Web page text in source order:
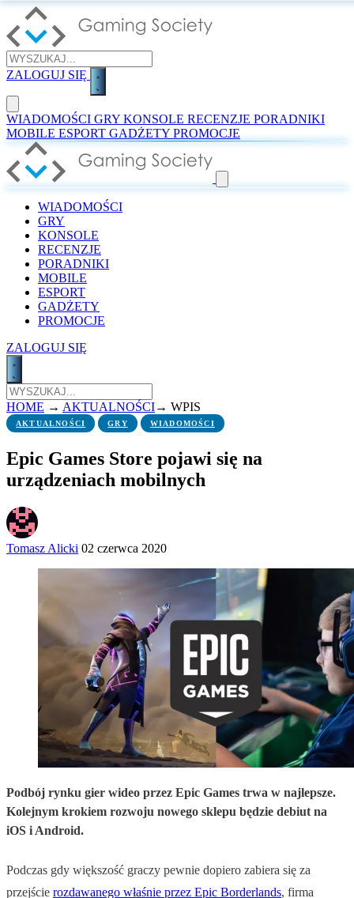
ZALOGUJ SIĘ
WIADOMOŚCI GRY KONSOLE RECENZJE PORADNIKI
MOBILE ESPORT GADŻETY PROMOCJE
WIADOMOŚCI
GRY
KONSOLE
RECENZJE
PORADNIKI
MOBILE
ESPORT
GADŻETY
PROMOCJE
ZALOGUJ SIĘ
HOME → AKTUALNOŚCI→ WPIS
AKTUALNOŚCI GRY WIADOMOŚCI
Epic Games Store pojawi się na
urządzeniach mobilnych
Tomasz Alicki 02 czerwca 2020
Podbój rynku gier wideo przez Epic Games trwa w najlepsze.
Kolejnym krokiem rozwoju nowego sklepu będzie debiut na
iOS i Android.
Podczas gdy większość graczy pewnie dopiero zabiera się za
przejście rozdawanego właśnie przez Epic Borderlands, firma